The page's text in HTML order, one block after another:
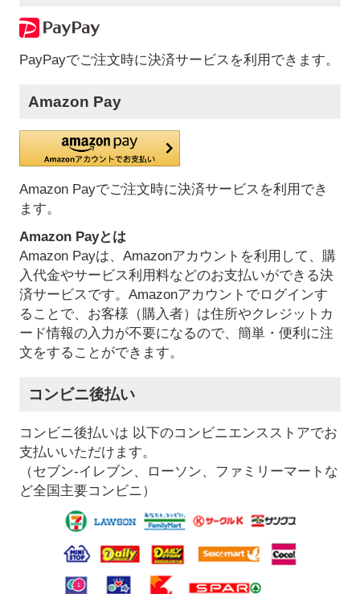
PayPayでご注文時に決済サービスを利用できます。
Amazon Pay
Amazon Payでご注文時に決済サービスを利用でき
ます。
Amazon Payとは
Amazon Payは、Amazonアカウントを利用して、購
入代金やサービス利用料などのお支払いができる決
済サービスです。Amazonアカウントでログインす
ることで、お客様（購入者）は住所やクレジットカ
ード情報の入力が不要になるので、簡単・便利に注
文をすることができます。
コンビニ後払い
コンビニ後払いは 以下のコンビニエンスストアでお
支払いいただけます。
（セブン-イレブン、ローソン、ファミリーマートな
ど全国主要コンビニ）